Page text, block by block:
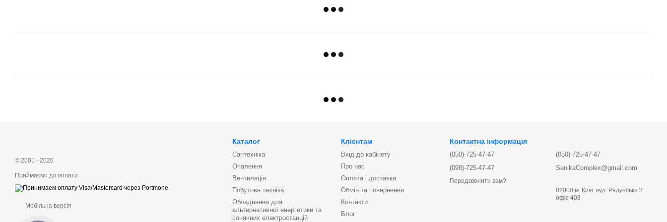
© 2001 - 2026
Приймаємо до оплати
Мобільна версія
Каталог
Сантехніка
Опалення
Вентиляція
Побутова техніка
Обладнання для
альтернативної енергетики та
сонячних електростанцій
Клієнтам
Вхід до кабінету
Про нас
Оплата і доставка
Обмін та повернення
Контакти
Блог
Контактна інформація
(050)-725-47-47
(098)-725-47-47
Передзвонити вам?
(050)-725-47-47
SanikaComplex@gmail.com
02000 м. Київ, вул. Радунська 3
офіс 403